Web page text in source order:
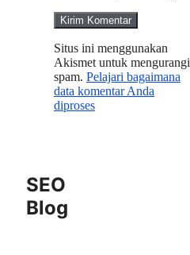
Situs ini menggunakan
Akismet untuk mengurangi
spam. Pelajari bagaimana
data komentar Anda
diproses
SEO
Blog